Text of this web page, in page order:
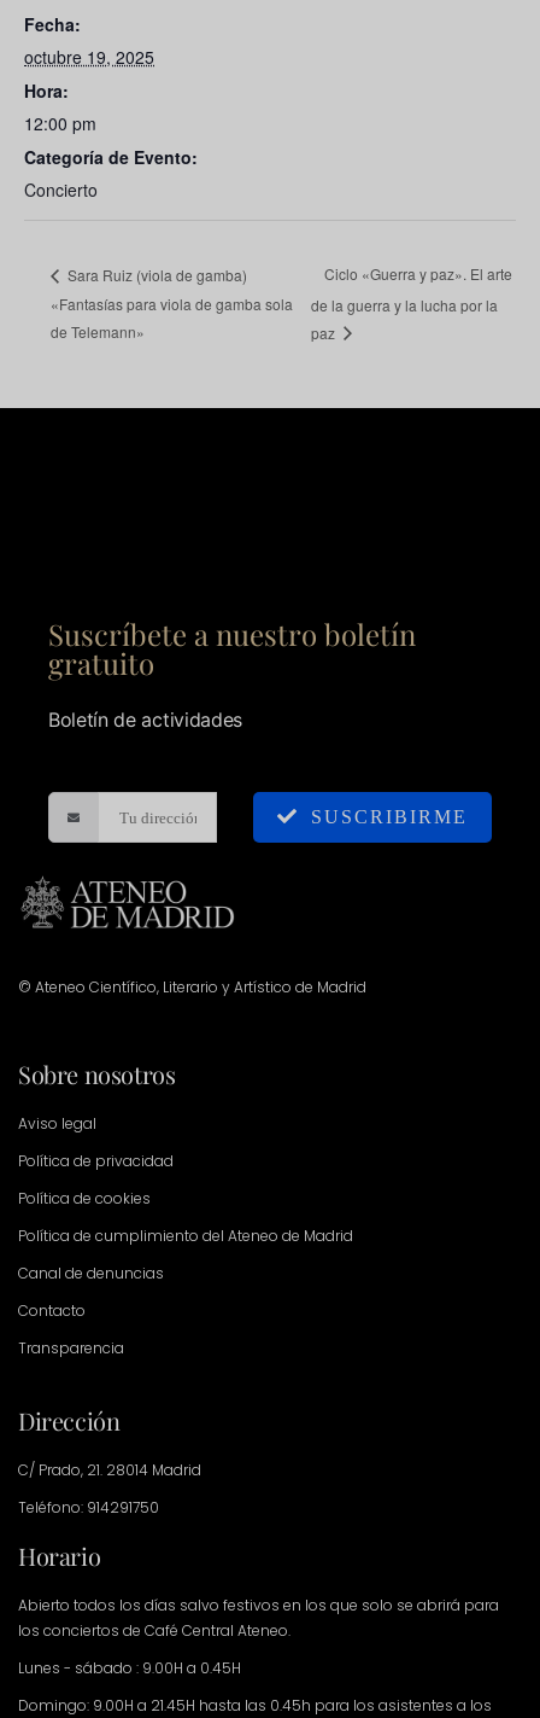
Fecha:
octubre 19, 2025
Hora:
12:00 pm
Categoría de Evento:
Concierto
Sara Ruiz (viola de gamba)
«Fantasías para viola de gamba sola
de Telemann»
Ciclo «Guerra y paz». El arte
de la guerra y la lucha por la
paz
Suscríbete a nuestro boletín
gratuito
Boletín de actividades
SUSCRIBIRME
© Ateneo Científico, Literario y Artístico de Madrid
Sobre nosotros
Aviso legal
Política de privacidad
Política de cookies
Política de cumplimiento del Ateneo de Madrid
Canal de denuncias
Contacto
Transparencia
Dirección
C/ Prado, 21. 28014 Madrid
Teléfono: 914291750
Horario
Abierto todos los días salvo festivos en los que solo se abrirá para
los conciertos de Café Central Ateneo.
Lunes - sábado : 9.00H a 0.45H
Domingo: 9.00H a 21.45H hasta las 0.45h para los asistentes a los